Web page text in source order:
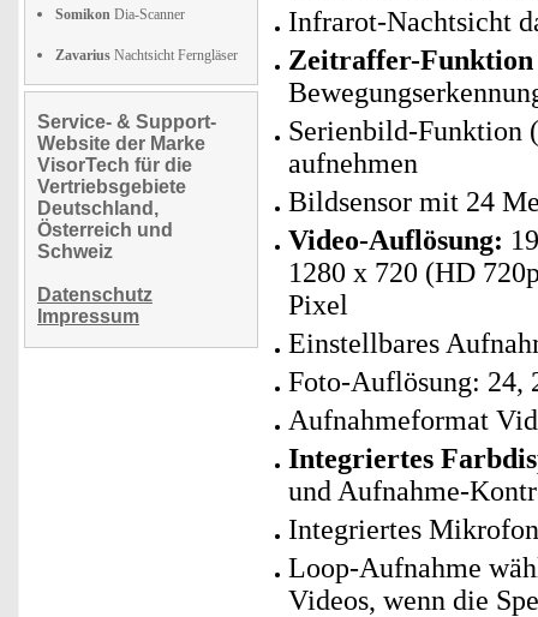
Somikon Dia-Scanner
Zavarius Nachtsicht Ferngläser
Service- & Support-
Website der Marke
VisorTech für die
Vertriebsgebiete
Deutschland,
Österreich und
Schweiz
Datenschutz
Impressum
Infrarot-Nachtsicht
Zeitraffer-Funktion
Serienbild-Funktion
aufnehmen
Bildsensor mit 24
Video-Auflösung:
1280 x 720 (HD
Pixel
Einstellbares
Foto-Auflösung: 24,
Aufnahmeformat
Integriertes
und Aufnahme-
Integriertes
Loop-Aufnahme
Videos, wenn die